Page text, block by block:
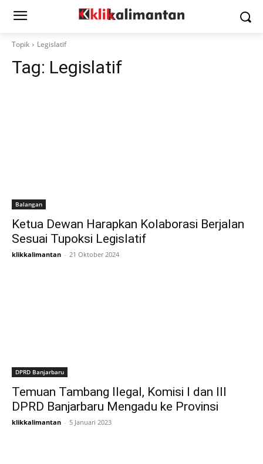
Topik Legislatif
Tag: Legislatif
Balangan
Ketua Dewan Harapkan Kolaborasi Berjalan
Sesuai Tupoksi Legislatif
klikkalimantan - 21 Oktober 2024
DPRD Banjarbaru
Temuan Tambang Ilegal, Komisi I dan III
DPRD Banjarbaru Mengadu ke Provinsi
klikkalimantan - 5 Januari 2023